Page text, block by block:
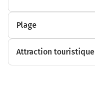
A4
Strasbourg
Plage
Attraction touristique